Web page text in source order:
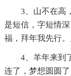
3、山不在高
是短信，字短情
福，拜年我先行
4、羊年来到
连了，梦想圆圆